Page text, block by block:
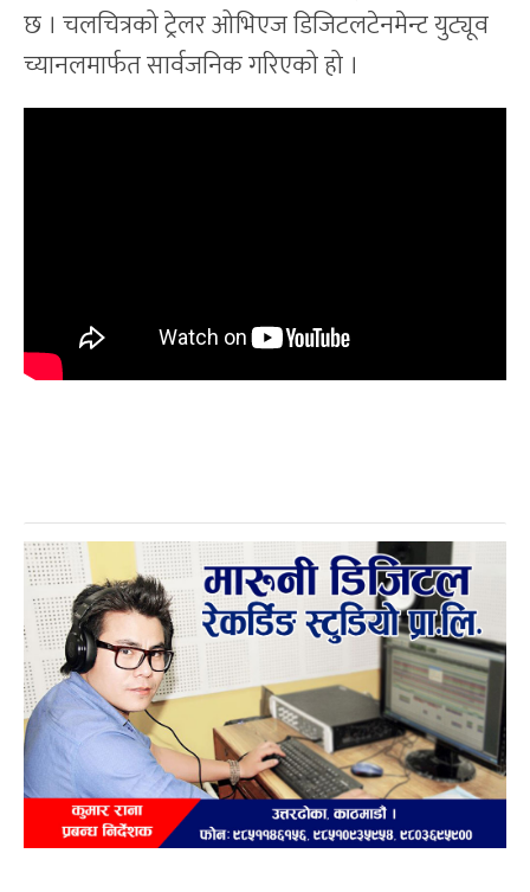
छ । चलचित्रको ट्रेलर ओभिएज डिजिटलटेनमेन्ट युट्यूव
च्यानलमार्फत सार्वजनिक गरिएको हो ।